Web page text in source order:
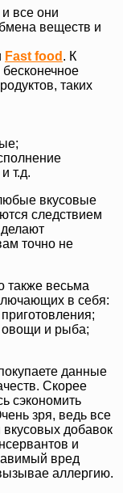
все они
веществ и
Fast food . К
таких
т.д.
вкусовые
следствием
точно не
также весьма
в себя:
овощи и рыба;
данные
Скорее
сэкономить
зря, ведь все
вкусовых добавок
и
вред
аллергию.